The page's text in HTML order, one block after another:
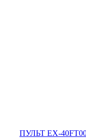
ПУЛЬТ EX-